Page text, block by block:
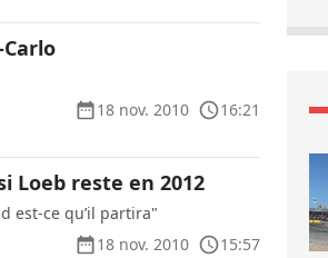
18 nov. 2010
16:21
Loeb reste en 2012
est-ce qu’il partira"
18 nov. 2010
15:57